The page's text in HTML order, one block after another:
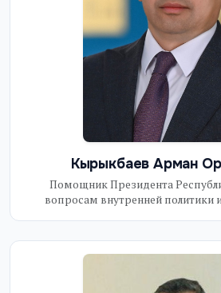
Кырыкбаев Арман
Помощник Президента
вопросам внутренней